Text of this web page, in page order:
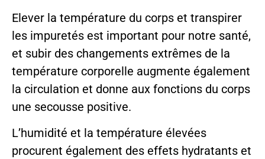
Elever la température du corps et transpirer
les impuretés est important pour notre santé,
et subir des changements extrêmes de la
température corporelle augmente également
la circulation et donne aux fonctions du corps
une secousse positive.
L’humidité et la température élevées
procurent également des effets hydratants et